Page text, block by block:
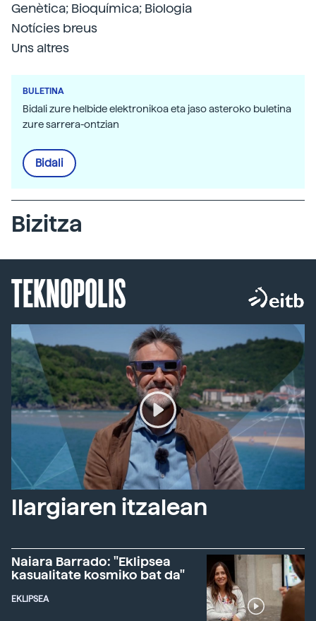
Genètica; Bioquímica; Biologia
Notícies breus
Uns altres
BULETINA
Bidali zure helbide elektronikoa eta jaso asteroko buletina
zure sarrera-ontzian
Bidali
Bizitza
TEKNOPOLIS
Ilargiaren itzalean
Naiara Barrado: "Eklipsea
kasualitate kosmiko bat da"
EKLIPSEA